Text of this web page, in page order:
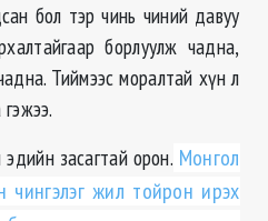
бол тэр чинь чиний давуу
борлуулж чадна,
Тиймээс моралтай хүн л
эдийн засагтай орон. Монгол
чингэлэг жил тойрон ирэх